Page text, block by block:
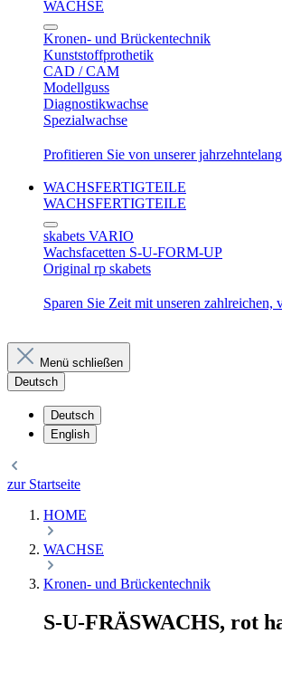
WACHSE
Kronen- und Brückentechnik
Kunststoffprothetik
CAD / CAM
Modellguss
Diagnostikwachse
Spezialwachse
Profitieren Sie von unserer
WACHSFERTIGTEILE
WACHSFERTIGTEILE
skabets VARIO
Wachsfacetten S-U-FORM-UP
Original rp skabets
Sparen Sie Zeit mit unseren zahlreichen,
Menü schließen
Deutsch
Deutsch
English
zur Startseite
HOME
WACHSE
Kronen- und Brückentechnik
S-U-FRÄSWACHS, rot